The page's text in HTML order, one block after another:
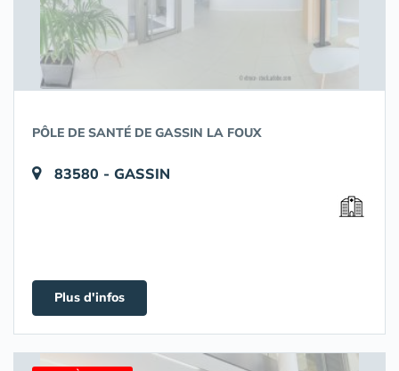
PÔLE DE SANTÉ DE GASSIN LA FOUX
83580 - GASSIN
Plus d'infos